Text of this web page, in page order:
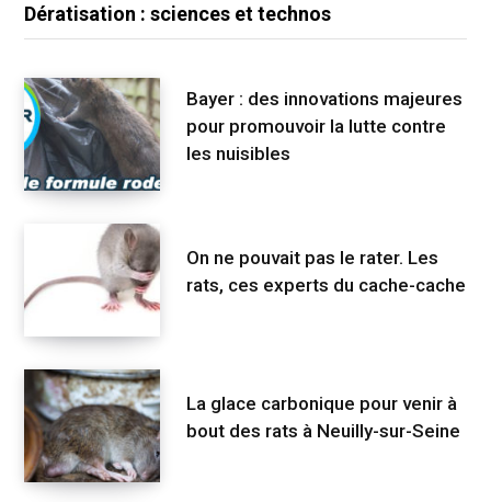
Dératisation : sciences et technos
Bayer : des innovations majeures
pour promouvoir la lutte contre
les nuisibles
On ne pouvait pas le rater. Les
rats, ces experts du cache-cache
La glace carbonique pour venir à
bout des rats à Neuilly-sur-Seine